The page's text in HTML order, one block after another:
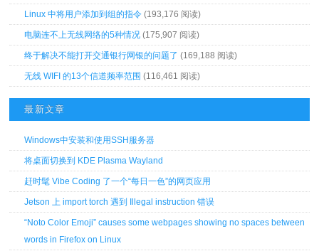
Linux 中将用户添加到组的指令 (193,176 阅读)
电脑连不上无线网络的5种情况 (175,907 阅读)
终于解决不能打开交通银行网银的问题了 (169,188 阅读)
无线 WIFI 的13个信道频率范围 (116,461 阅读)
最新文章
Windows中安装和使用SSH服务器
将桌面切换到 KDE Plasma Wayland
赶时髦 Vibe Coding 了一个“每日一色”的网页应用
Jetson 上 import torch 遇到 Illegal instruction 错误
“Noto Color Emoji” causes some webpages showing no spaces between
words in Firefox on Linux